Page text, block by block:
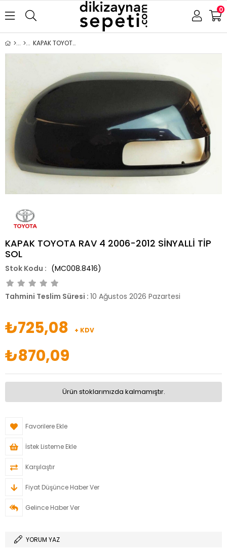
0
KAPAK TOYOTA RAV 4 2006-2012 SİNYALLİ TİP SOL
KAPAK TOYOTA RAV 4 2006-2012 SİNYALLİ TİP
SOL
(MC008.8416)
Tahmini Teslim Süresi : 10 Ağustos 2026 Pazartesi
₺725,08 + KDV
₺870,09
Ürün stoklarımızda kalmamıştır.
Favorilere Ekle
İstek Listeme Ekle
Karşılaştır
Fiyat Düşünce Haber Ver
Gelince Haber Ver
YORUM YAZ